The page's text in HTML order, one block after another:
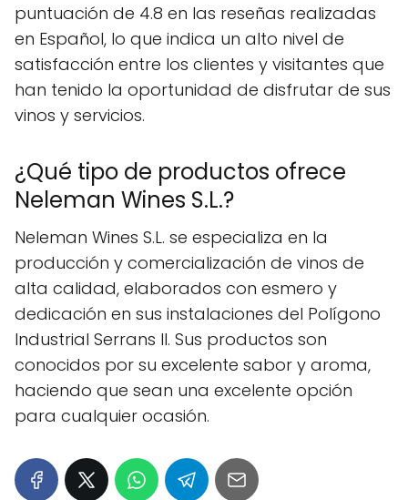
puntuación de 4.8 en las reseñas realizadas
en Español, lo que indica un alto nivel de
satisfacción entre los clientes y visitantes que
han tenido la oportunidad de disfrutar de sus
vinos y servicios.
¿Qué tipo de productos ofrece
Neleman Wines S.L.?
Neleman Wines S.L. se especializa en la
producción y comercialización de vinos de
alta calidad, elaborados con esmero y
dedicación en sus instalaciones del Polígono
Industrial Serrans II. Sus productos son
conocidos por su excelente sabor y aroma,
haciendo que sean una excelente opción
para cualquier ocasión.